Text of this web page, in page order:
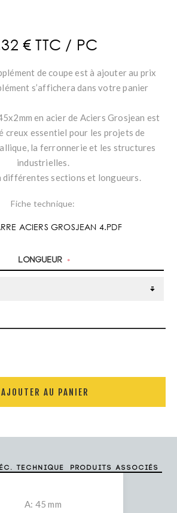
€ TTC / PC
de coupe est à ajouter au prix
s’affichera dans votre panier
en acier de Aciers Grosjean est
creux essentiel pour les projets de
la ferronnerie et les structures
industrielles.
différentes sections et longueurs.
Fiche technique:
ACIERS GROSJEAN 4.PDF
Longueur *
AJOUTER AU PANIER
technique Produits associés
A: 45 mm